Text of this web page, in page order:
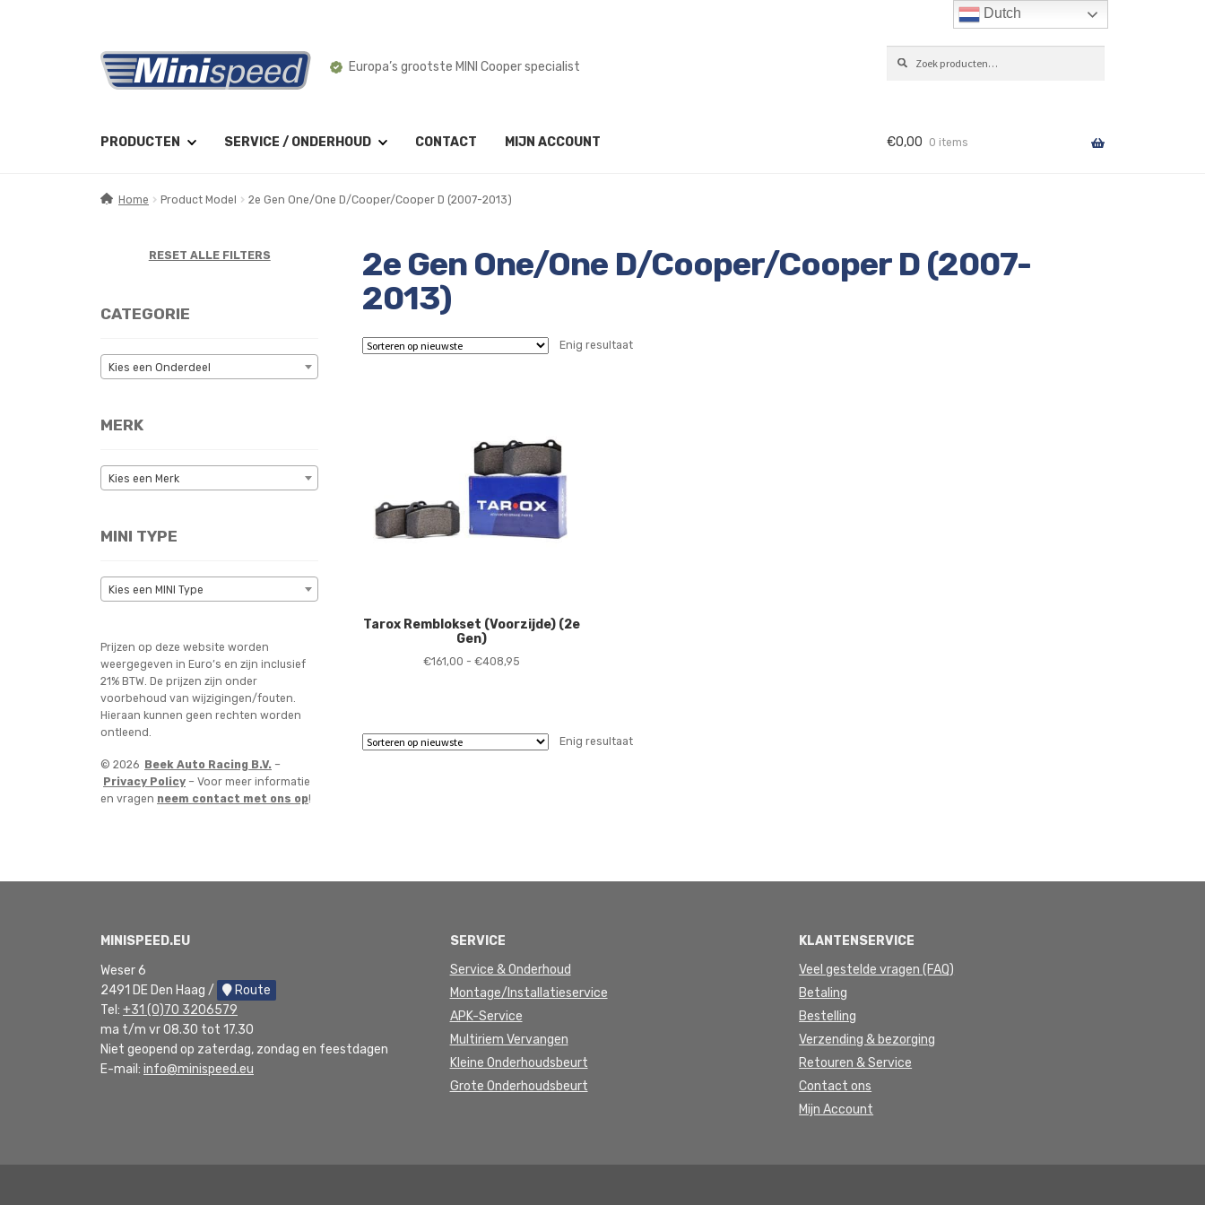
Ga
door
naar
Ga
naar
de
Europa’s grootste MINI Cooper specialist
naar:
PRODUCTEN SERVICE / ONDERHOUD CONTACT MIJN ACCOUNT €0,00 0 items
Home Product Model 2e Gen One/One D/Cooper/Cooper D (2007-2013)
2e Gen One/One D/Cooper/Cooper D (2007-
2013)
Enig resultaat
Tarox Remblokset (Voorzijde) (2e
Gen)
€161,00 - €408,95Prijsklasse:
Enig resultaat
RESET ALLE FILTERS
CATEGORIE
Kies een Onderdeel
MERK
Kies een Merk
MINI TYPE
Kies een MINI Type
Prijzen op deze website worden
weergegeven in Euro’s en zijn inclusief
21% BTW. De prijzen zijn onder
voorbehoud van wijzigingen/fouten.
Hieraan kunnen geen rechten worden
ontleend.
© 2026 Beek Auto Racing B.V. –
Privacy Policy – Voor meer informatie
en vragen neem contact met ons op!
MINISPEED.EU
Weser 6
2491 DE Den Haag /
Route
Tel: +31 (0)70 3206579
ma t/m vr 08.30 tot 17.30
Niet geopend op zaterdag, zondag en feestdagen
E-mail: info@minispeed.eu
SERVICE
Service & Onderhoud
Montage/Installatieservice
APK-Service
Multiriem Vervangen
Kleine Onderhoudsbeurt
Grote Onderhoudsbeurt
KLANTENSERVICE
Veel gestelde vragen (FAQ)
Betaling
Bestelling
Verzending & bezorging
Retouren & Service
Contact ons
Mijn Account
Dutch